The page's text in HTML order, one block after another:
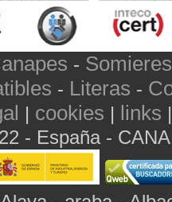
- Somieres
- Literas -
| cookies | links
- España -